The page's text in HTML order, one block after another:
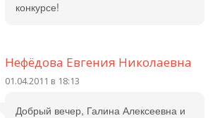
конкурсе!
Нефёдова Евгения Николаевна
01.04.2011 в 18:13
Добрый вечер, Галина Алексеевна и